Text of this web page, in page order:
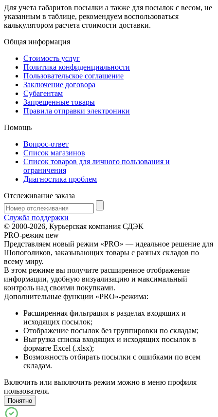
Для учета габаритов посылки а также для посылок с весом, не
указанным в таблице, рекомендуем воспользоваться
калькулятором расчета стоимости доставки.
Общая информация
Стоимость услуг
Политика конфиденциальности
Пользовательское соглашение
Заключение договора
Субагентам
Запрещенные товары
Правила отправки электроники
Помощь
Вопрос-ответ
Список магазинов
Список товаров для личного пользования и
ограничения
Диагностика проблем
Отслеживание заказа
Служба поддержки
© 2000-2026, Курьерская компания СДЭК
PRO-режим new
Представляем новый режим «PRO» — идеальное решение для
Шопоголиков, заказывающих товары с разных складов по
всему миру.
В этом режиме вы получите расширенное отображение
информации, удобную визуализацию и максимальный
контроль над своими покупками.
Дополнительные функции «PRO»-режима:
Расширенная фильтрация в разделах входящих и
исходящих посылок;
Отображение посылок без группировки по складам;
Выгрузка списка входящих и исходящих посылок в
формате Excel (.xlsx);
Возможность отбирать посылки с ошибками по всем
складам.
Включить или выключить режим можно в меню профиля
пользователя.
Понятно